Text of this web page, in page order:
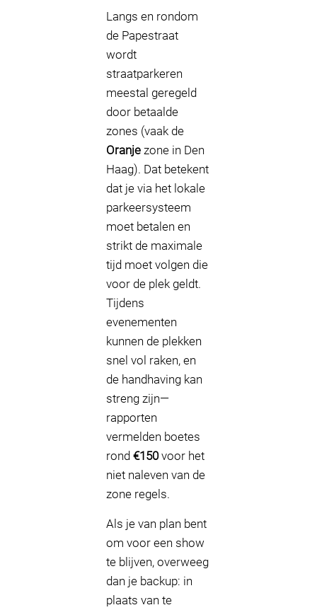
Langs en rondom
de Papestraat
wordt
straatparkeren
meestal geregeld
door betaalde
zones (vaak de
Oranje zone in Den
Haag). Dat betekent
dat je via het lokale
parkeersysteem
moet betalen en
strikt de maximale
tijd moet volgen die
voor de plek geldt.
Tijdens
evenementen
kunnen de plekken
snel vol raken, en
de handhaving kan
streng zijn—
rapporten
vermelden boetes
rond €150voor het
niet naleven van de
zone regels.
Als je van plan bent
om voor een show
te blijven, overweeg
dan je backup: in
plaats van te